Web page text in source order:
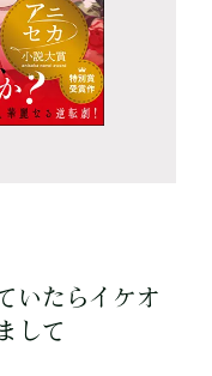
いたらイケオ
して